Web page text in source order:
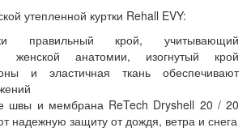
утепленной куртки Rehall EVY:
правильный крой, учитывающий
женской анатомии, изогнутый крой
и эластичная ткань обеспечивают
швы и мембрана ReTech Dryshell 20 / 20
надежную защиту от дождя, ветра и снега